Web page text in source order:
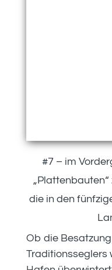
#7 – im
die in den
Ob die
Traditionsseglers